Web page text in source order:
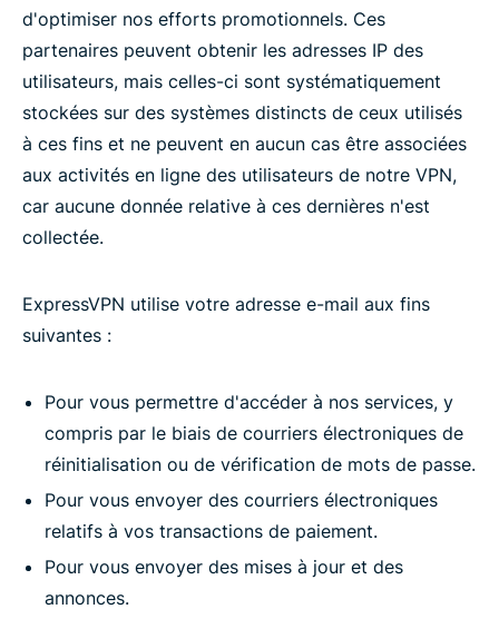
d'optimiser nos efforts promotionnels. Ces
partenaires peuvent obtenir les adresses IP des
utilisateurs, mais celles-ci sont systématiquement
stockées sur des systèmes distincts de ceux utilisés
à ces fins et ne peuvent en aucun cas être associées
aux activités en ligne des utilisateurs de notre VPN,
car aucune donnée relative à ces dernières n'est
collectée.
ExpressVPN utilise votre adresse e-mail aux fins
suivantes :
Pour vous permettre d'accéder à nos services, y
compris par le biais de courriers électroniques de
réinitialisation ou de vérification de mots de passe.
Pour vous envoyer des courriers électroniques
relatifs à vos transactions de paiement.
Pour vous envoyer des mises à jour et des
annonces.